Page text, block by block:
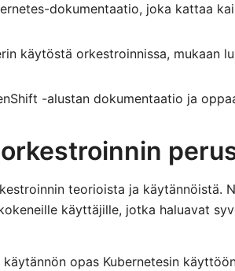
dokumentaatio, joka kattaa
käytöstä orkestroinnissa, mukaan
-alustan dokumentaatio ja
teorioista ja käytännöistä.
käyttäjille, jotka haluavat
käytännön opas Kubernetesin